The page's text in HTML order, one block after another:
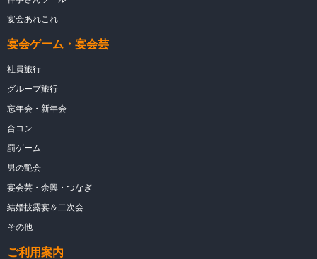
宴会あれこれ
宴会ゲーム・宴会芸
社員旅行
グループ旅行
忘年会・新年会
合コン
罰ゲーム
男の艶会
宴会芸・余興・つなぎ
結婚披露宴＆二次会
その他
ご利用案内